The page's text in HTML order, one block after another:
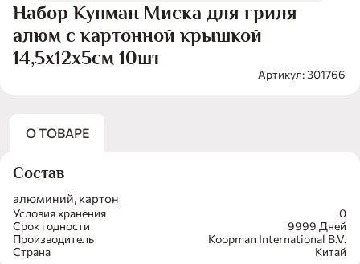
Набор Купман Миска для гриля
алюм с картонной крышкой
14,5х12х5см 10шт
Артикул: 301766
О ТОВАРЕ
Условия хранения
0
Срок годности
9999 Дней
Производитель
Koopman International B.V.
Страна
Китай
Состав
алюминий, картон